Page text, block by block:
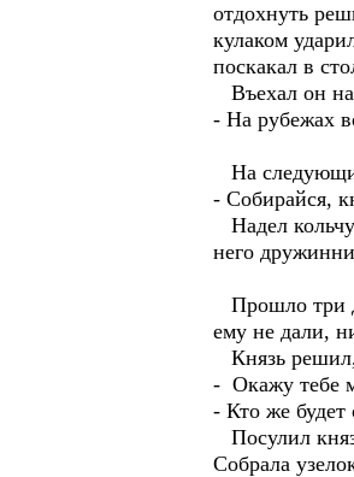
отдохнуть
кулаком
поскакал в
Въехал он на
- На рубежах
На
- Собирайся,
Надел
него
Прошло три
ему не дали,
Князь решил,
- Окажу тебе
- Кто же будет
Посулил
Собрала